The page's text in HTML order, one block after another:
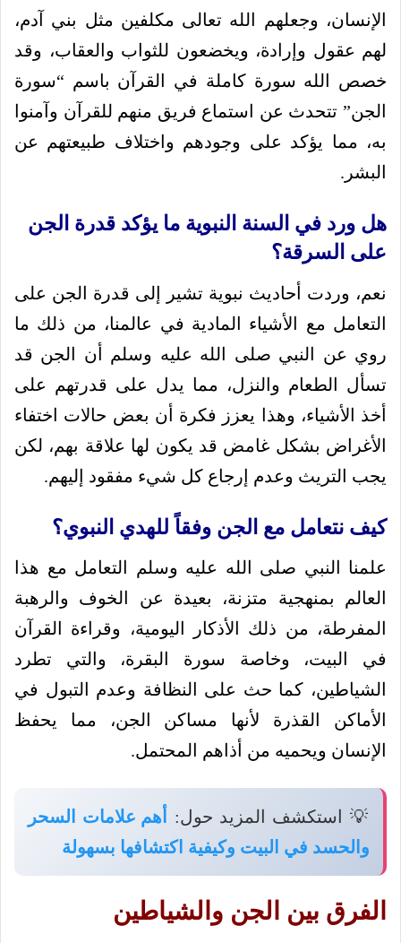
الإنسان، وجعلهم الله تعالى مكلفين مثل بني آدم،
لهم عقول وإرادة، ويخضعون للثواب والعقاب، وقد
خصص الله سورة كاملة في القرآن باسم “سورة
الجن” تتحدث عن استماع فريق منهم للقرآن وآمنوا
به، مما يؤكد على وجودهم واختلاف طبيعتهم عن
البشر.
هل ورد في السنة النبوية ما يؤكد قدرة الجن
على السرقة؟
نعم، وردت أحاديث نبوية تشير إلى قدرة الجن على
التعامل مع الأشياء المادية في عالمنا، من ذلك ما
روي عن النبي صلى الله عليه وسلم أن الجن قد
تسأل الطعام والنزل، مما يدل على قدرتهم على
أخذ الأشياء، وهذا يعزز فكرة أن بعض حالات اختفاء
الأغراض بشكل غامض قد يكون لها علاقة بهم، لكن
يجب التريث وعدم إرجاع كل شيء مفقود إليهم.
كيف نتعامل مع الجن وفقاً للهدي النبوي؟
علمنا النبي صلى الله عليه وسلم التعامل مع هذا
العالم بمنهجية متزنة، بعيدة عن الخوف والرهبة
المفرطة، من ذلك الأذكار اليومية، وقراءة القرآن
في البيت، وخاصة سورة البقرة، والتي تطرد
الشياطين، كما حث على النظافة وعدم التبول في
الأماكن القذرة لأنها مساكن الجن، مما يحفظ
الإنسان ويحميه من أذاهم المحتمل.
💡 استكشف المزيد حول:
أهم علامات السحر
والحسد في البيت وكيفية اكتشافها بسهولة
الفرق بين الجن والشياطين